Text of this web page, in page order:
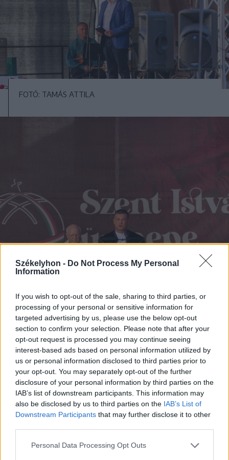
Székelyhon - Do Not Process My Personal
Information
If you wish to opt-out of the sale, sharing to third parties, or
processing of your personal or sensitive information for
targeted advertising by us, please use the below opt-out
section to confirm your selection. Please note that after your
opt-out request is processed you may continue seeing
interest-based ads based on personal information utilized by
us or personal information disclosed to third parties prior to
your opt-out. You may separately opt-out of the further
disclosure of your personal information by third parties on the
IAB’s list of downstream participants. This information may
also be disclosed by us to third parties on the IAB’s List of
Downstream Participants that may further disclose it to other
Personal Data Processing Opt Outs
FOTÓ: TAMÁS ATTILA